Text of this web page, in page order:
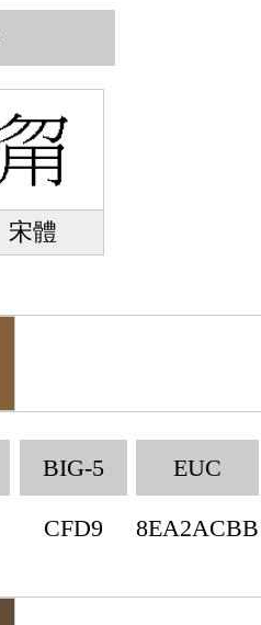
宋體
BIG-5
CFD9
EUC
8EA2ACBB